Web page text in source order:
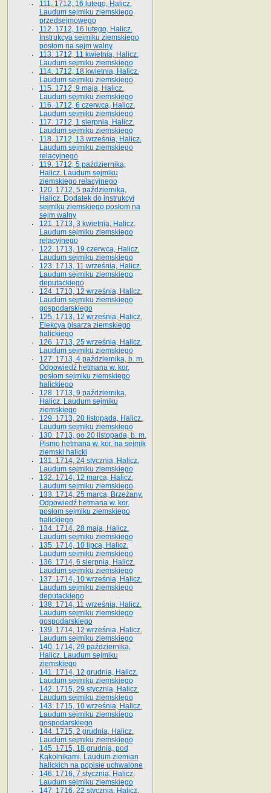
111. 1712, 16 lutego, Halicz.
Laudum sejmiku ziemskiego
przedsejmowego
112. 1712, 16 lutego, Halicz.
Instrukcya sejmiku ziemskiego
posłom na sejm walny
113. 1712, 11 kwietnia, Halicz.
Laudum sejmiku ziemskiego
114. 1712, 18 kwietnia, Halicz.
Laudum sejmiku ziemskiego
115. 1712, 9 maja, Halicz.
Laudum sejmiku ziemskiego
116. 1712, 6 czerwca, Halicz.
Laudum sejmiku ziemskiego
117. 1712, 1 sierpnia, Halicz.
Laudum sejmiku ziemskiego
118. 1712, 13 września, Halicz.
Laudum sejmiku ziemskiego
relacyjnego
119. 1712, 5 października,
Halicz. Laudum sejmiku
ziemskiego relacyjnego
120. 1712, 5 października,
Halicz. Dodatek do instrukcyi
sejmiku ziemskiego posłom na
sejm walny
121. 1713, 3 kwietnia, Halicz.
Laudum sejmiku ziemskiego
relacyjnego
122. 1713, 19 czerwca, Halicz.
Laudum sejmiku ziemskiego
123. 1713, 11 września, Halicz.
Laudum sejmiku ziemskiego
deputackiego
124. 1713, 12 września, Halicz.
Laudum sejmiku ziemskiego
gospodarskiego
125. 1713, 12 września, Halicz.
Elekcya pisarza ziemskiego
halickiego
126. 1713, 25 września, Halicz.
Laudum sejmiku ziemskiego
127. 1713, 4 października, b. m.
Odpowiedź hetmana w. kor.
posłom sejmiku ziemskiego
halickiego
128. 1713, 9 października,
Halicz. Laudum sejmiku
ziemskiego
129. 1713, 20 listopada, Halicz.
Laudum sejmiku ziemskiego
130. 1713, po 20 listopada, b. m.
Pismo hetmana w. kor. na sejmik
ziemski halicki
131. 1714, 24 stycznia, Halicz.
Laudum sejmiku ziemskiego
132. 1714, 12 marca, Halicz.
Laudum sejmiku ziemskiego
133. 1714, 25 marca, Brzeżany.
Odpowiedź hetmana w. kor.
posłom sejmiku ziemskiego
halickiego
134. 1714, 28 maja, Halicz.
Laudum sejmiku ziemskiego
135. 1714, 10 lipca, Halicz.
Laudum sejmiku ziemskiego
136. 1714, 6 sierpnia, Halicz.
Laudum sejmiku ziemskiego
137. 1714, 10 września, Halicz.
Laudum sejmiku ziemskiego
deputackiego
138. 1714, 11 września, Halicz.
Laudum sejmiku ziemskiego
gospodarskiego
139. 1714, 12 września, Halicz.
Laudum sejmiku ziemskiego
140. 1714, 29 października,
Halicz. Laudum sejmiku
ziemskiego
141. 1714, 12 grudnia, Halicz.
Laudum sejmiku ziemskiego
142. 1715, 29 stycznia, Halicz.
Laudum sejmiku ziemskiego
143. 1715, 10 września, Halicz.
Laudum sejmiku ziemskiego
gospodarskiego
144. 1715, 2 grudnia, Halicz.
Laudum sejmiku ziemskiego
145. 1715, 18 grudnia, pod
Kąkolnikami. Laudum ziemian
halickich na popisie uchwalone
146. 1716, 7 stycznia, Halicz.
Laudum sejmiku ziemskiego
147. 1716, 22 stycznia, Halicz.